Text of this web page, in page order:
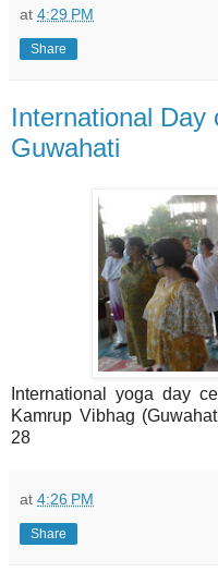
at 4:29 PM
Share
International Day
Guwahati
International yoga day
Kamrup Vibhag
28
at 4:26 PM
Share